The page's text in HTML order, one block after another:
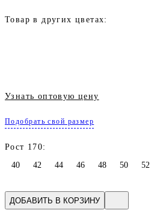
Товар в других цветах:
Узнать оптовую цену
Подобрать свой размер
Рост 170:
40
42 44 46 48 50 52
ДОБАВИТЬ В КОРЗИНУ